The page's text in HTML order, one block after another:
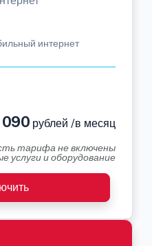
интернет
090 рублей /в месяц
тарифа не включены
услуги и оборудование